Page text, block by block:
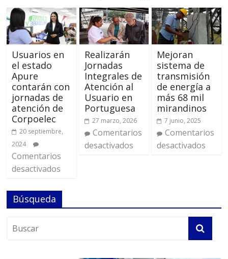
Usuarios en
el estado
Apure
contarán con
jornadas de
atención de
Corpoelec
20 septiembre,
2024
Comentarios
desactivados
Realizarán
Jornadas
Integrales de
Atención al
Usuario en
Portuguesa
27 marzo, 2026
Comentarios
desactivados
Mejoran
sistema de
transmisión
de energía a
más 68 mil
mirandinos
7 junio, 2025
Comentarios
desactivados
Búsqueda